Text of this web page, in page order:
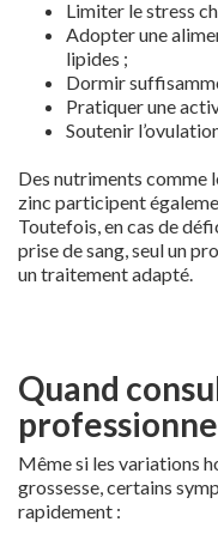
Limiter le stress
Adopter une
lipides ;
Dormir
Pratiquer une
Soutenir
Des nutriments comme
zinc participent
Toutefois, en cas de
prise de sang, seul un
un traitement adapté.
Quand
Même si les variations
grossesse, certains
rapidement :